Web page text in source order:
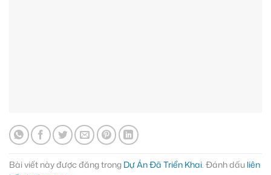
Bài viết này được đăng trong Dự Án Đã Triển Khai . Đánh dấu liên